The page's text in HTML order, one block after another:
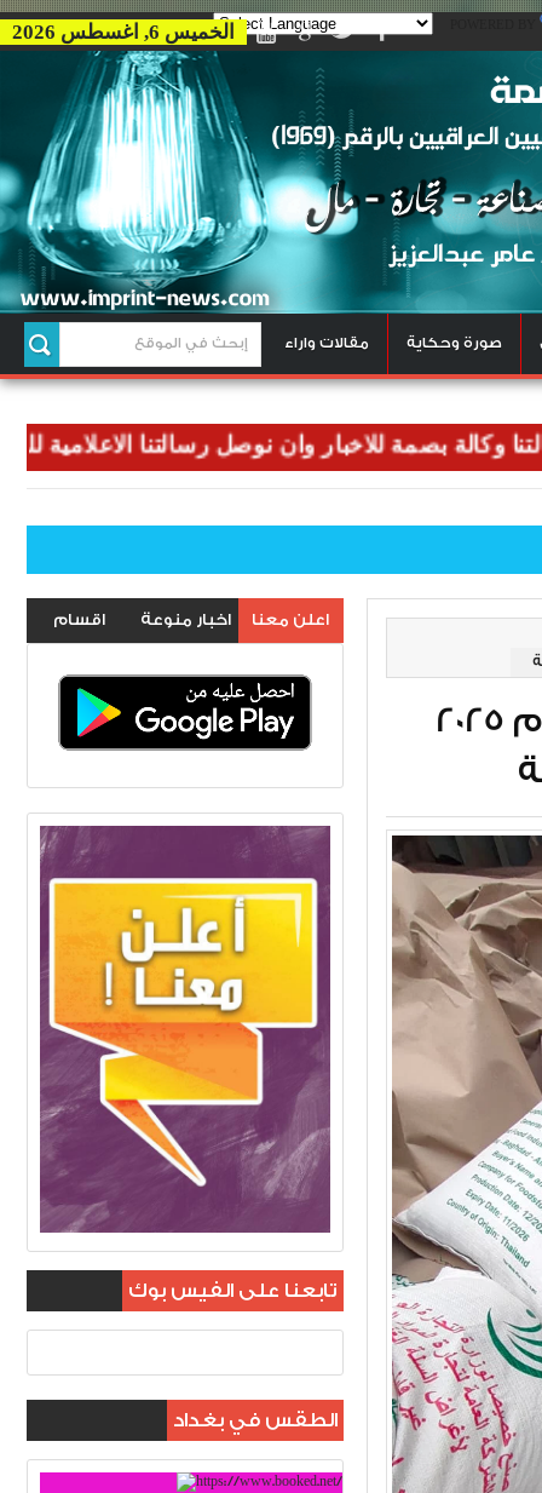
الخميس 6, اغسطس 2026
صورة وحكاية مقالات واراء
بصمة للاخبار وان نوصل رسالتنا الاعلامية للعالم
التجارة وصول أول باخرة رز مستورد لعام 2025
اعلن معنا اخبار منوعة
اقسام
تابعنا على الفيس بوك
الطقس في بغداد